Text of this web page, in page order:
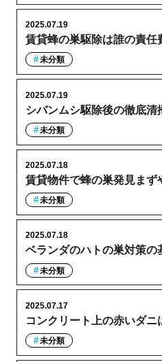
賃貸蜂の巣駆除は誰の責任
2025.07.19
未分類
シバンムシ駆除後の徹底清
2025.07.19
未分類
賃貸物件で蜂の巣発見まず
2025.07.18
未分類
ベランダのハトの巣対策の
2025.07.18
未分類
コンクリート上の赤いダニ
2025.07.17
未分類